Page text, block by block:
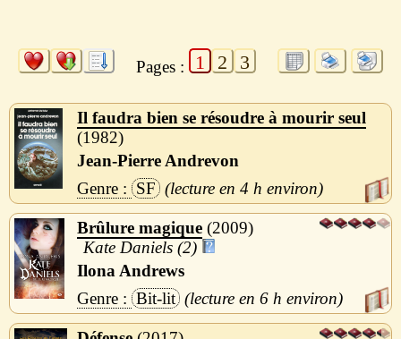
Pages : 1 2 3
Il faudra bien se résoudre à mourir seul
1982
Jean-Pierre Andrevon
SF
4 h
Brûlure magique 2009
Kate Daniels (2)
Ilona Andrews
Bit-lit
6 h